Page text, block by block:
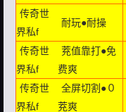
传奇世
界私f
耐玩●耐操
传奇世
界私f
茺值靠打●免
费爽
传奇世
界私f
全屏切割●０
茺爽